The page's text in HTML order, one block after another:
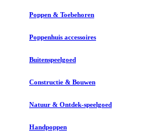
Poppen & Toebehoren
Poppenhuis accessoires
Buitenspeelgoed
Constructie & Bouwen
Natuur & Ontdek-speelgoed
Handpoppen